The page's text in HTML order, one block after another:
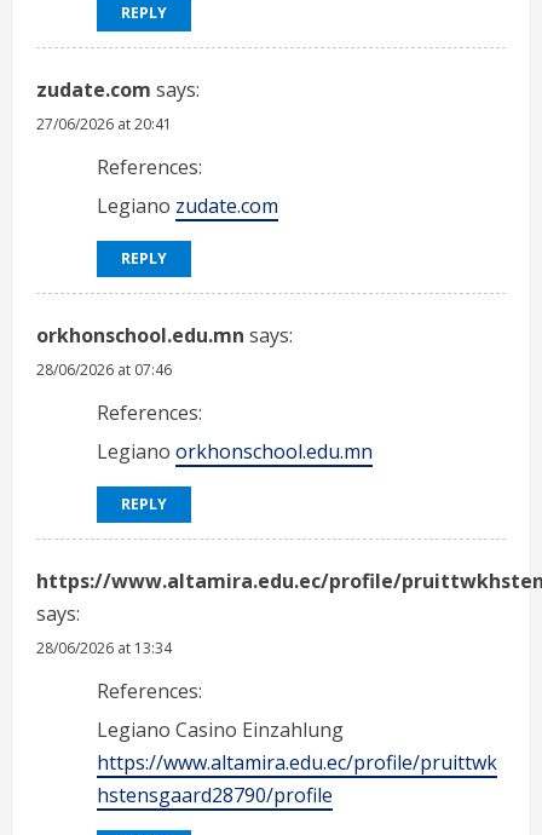
REPLY
zudate.com says:
27/06/2026 at 20:41
References:
Legiano zudate.com
REPLY
orkhonschool.edu.mn says:
28/06/2026 at 07:46
References:
Legiano orkhonschool.edu.mn
REPLY
https://www.altamira.edu.ec/profile/
says:
28/06/2026 at 13:34
References:
Legiano Casino Einzahlung
https://www.altamira.edu.ec/profile/pruittwk
hstensgaard28790/profile